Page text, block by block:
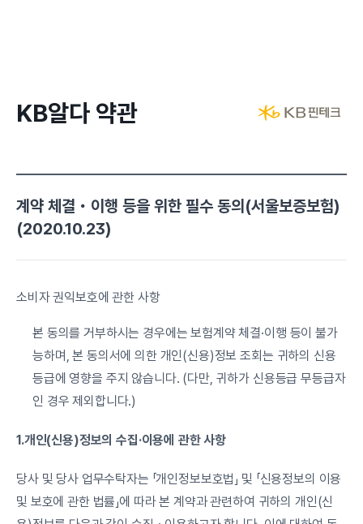
KB알다 약관
계약 체결・이행 등을 위한 필수 동의(서울보증보험)
(2020.10.23)
소비자 권익보호에 관한 사항
본 동의를 거부하시는 경우에는 보험계약 체결·이행 등이 불가
능하며, 본 동의서에 의한 개인(신용)정보 조회는 귀하의 신용
등급에 영향을 주지 않습니다. (다만, 귀하가 신용등급 무등급자
인 경우 제외합니다.)
1.개인(신용)정보의 수집·이용에 관한 사항
당사 및 당사 업무수탁자는 「개인정보보호법」 및 「신용정보의 이용
및 보호에 관한 법률」에 따라 본 계약과 관련하여 귀하의 개인(신